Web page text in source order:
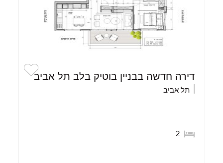
דירה חדשה בבניין בוטיק בלב תל אביב
תל אביב
2